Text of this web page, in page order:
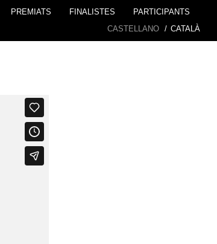
PREMIATS FINALISTES PARTICIPANTS
CASTELLANO / CATALÀ